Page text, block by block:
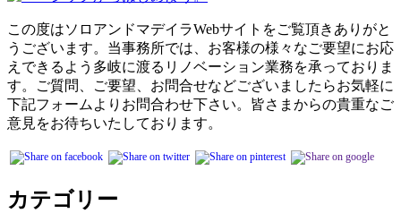
この度はソロアンドマデイラWebサイトをご覧頂きありがと
うございます。当事務所では、お客様の様々なご要望にお応
えできるよう多岐に渡るリノベーション業務を承っておりま
す。ご質問、ご要望、お問合せなどございましたらお気軽に
下記フォームよりお問合わせ下さい。皆さまからの貴重なご
意見をお待ちいたしております。
カテゴリー